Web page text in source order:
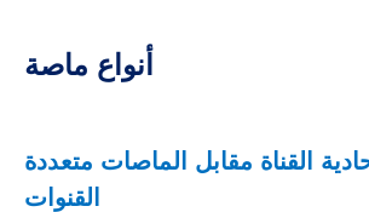
أنواع ماصة
القناة مقابل الماصات متعددة
القنوات